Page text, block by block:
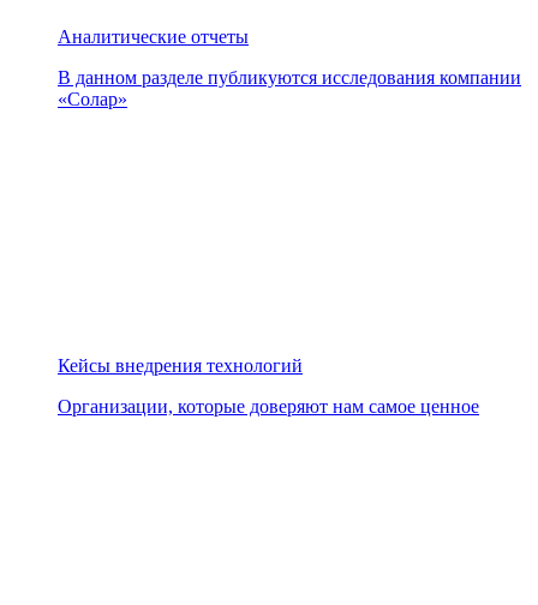
Аналитические отчеты
В данном разделе публикуются исследования компании
«Солар»
Кейсы внедрения технологий
Организации, которые доверяют нам самое ценное